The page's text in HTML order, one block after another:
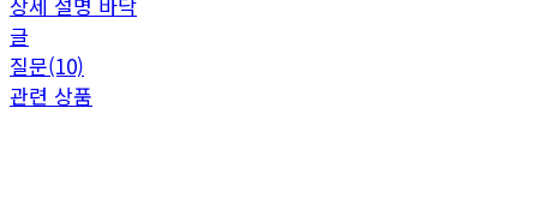
글
질문(10)
관련 상품